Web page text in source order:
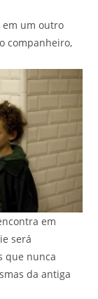
em um outro
companheiro,
em
será
que nunca
da antiga